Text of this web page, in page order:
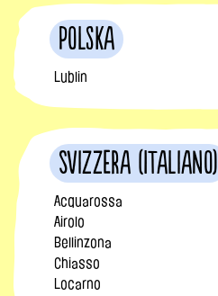
Polska
Lublin
Svizzera (Italiano)
Acquarossa
Airolo
Bellinzona
Chiasso
Locarno